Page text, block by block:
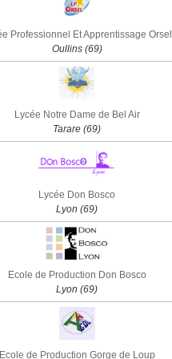
Professionnel Et Apprentissage Orsel
Oullins (69)
Lycée Notre Dame de Bel Air
Tarare (69)
Lycée Don Bosco
Lyon (69)
Ecole de Production Don Bosco
Lyon (69)
de Production Gorge de Loup